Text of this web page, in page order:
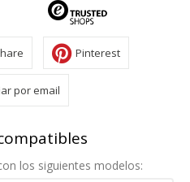
Pinterest
por email
los siguientes modelos:
_evPromt